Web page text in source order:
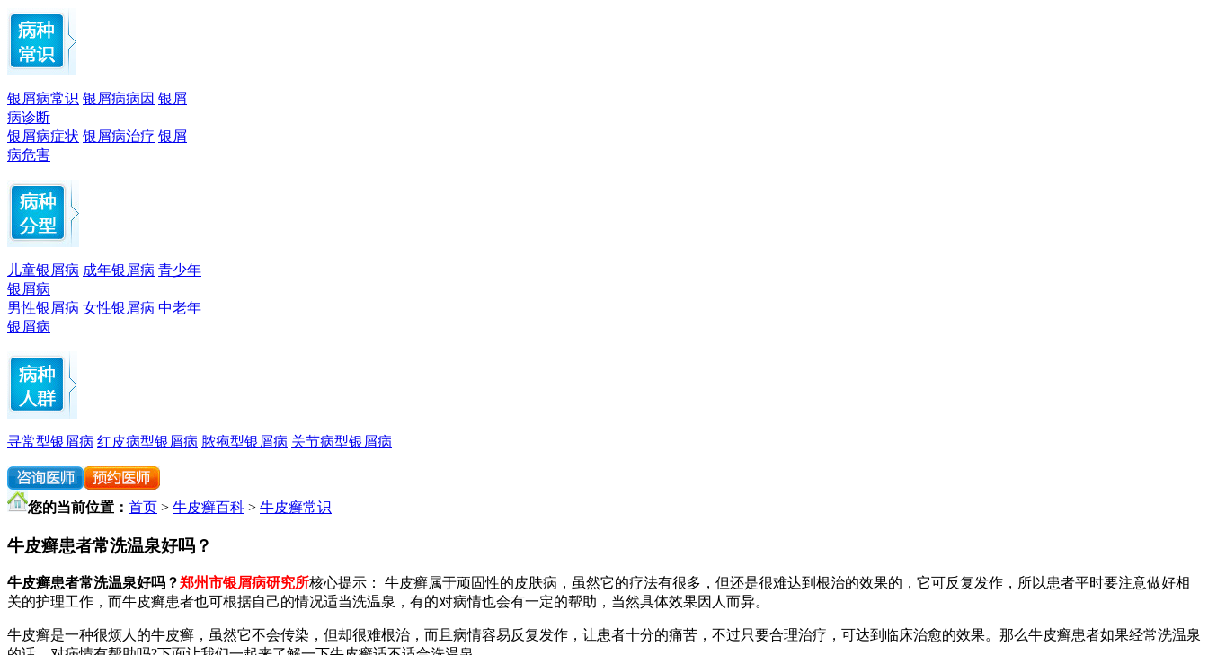
银屑病常识 银屑病病因 银屑
病诊断
银屑病症状 银屑病治疗 银屑
病危害
儿童银屑病 成年银屑病 青少年
银屑病
男性银屑病 女性银屑病 中老年
银屑病
寻常型银屑病 红皮病型银屑病 脓疱型银屑病 关节病型银屑病
您的当前位置： 首页 > 牛皮癣百科 > 牛皮癣常识
牛皮癣患者常洗温泉好吗？
牛皮癣患者常洗温泉好吗？郑州市银屑病研究所核心提示： 牛皮癣属于顽固性的皮肤病，虽然它的疗法有很多，但还是很难达到根治的效果的，它可反复发作，所以患者平时要注意做好相
关的护理工作，而牛皮癣患者也可根据自己的情况适当洗温泉，有的对病情也会有一定的帮助，当然具体效果因人而异。
牛皮癣是一种很烦人的牛皮癣，虽然它不会传染，但却很难根治，而且病情容易反复发作，让患者十分的痛苦，不过只要合理治疗，可达到临床治愈的效果。那么牛皮癣患者如果经常洗温泉